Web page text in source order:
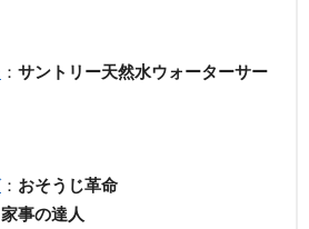
： サントリー天然水ウォーターサー
： おそうじ革命
家事の達人